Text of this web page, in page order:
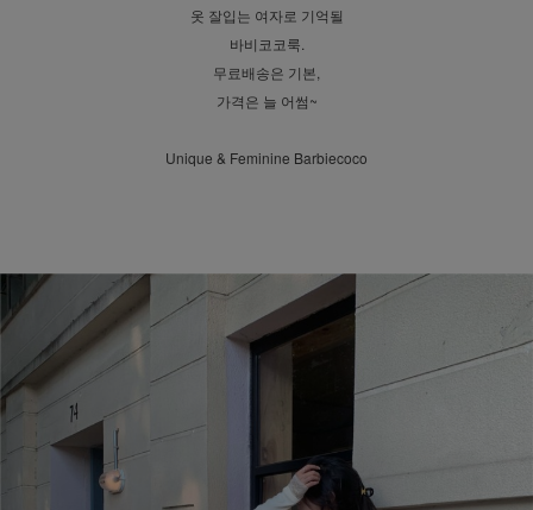
옷 잘입는 여자로 기억될
바비코코룩.
무료배송은 기본,
가격은 늘 어썸~
Unique & Feminine Barbiecoco